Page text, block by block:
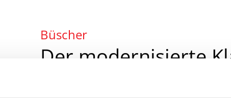
Büscher
Der modernisierte
Das klassische Rollo ist am Fenster